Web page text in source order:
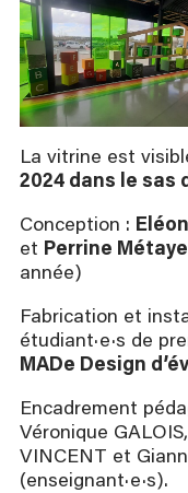
La vitrine est
2024 dans le sas
Conception :
et Perrine
année)
Fabrication et
étudiant·e·s de
MADe Design
Encadrement
Véronique
VINCENT et
(enseignant·e·s).